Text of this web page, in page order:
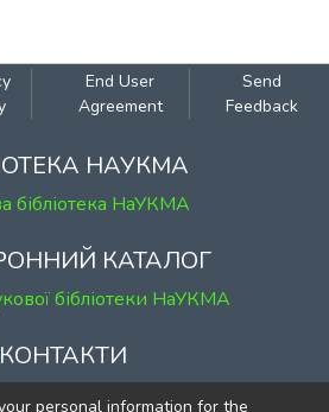
End User
Agreement
Send
Feedback
НАУКМА
бібліотека НаУКМА
КАТАЛОГ
бібліотеки НаУКМА
КОНТАКТИ
Григорія Сковороди, 2
personal information for the